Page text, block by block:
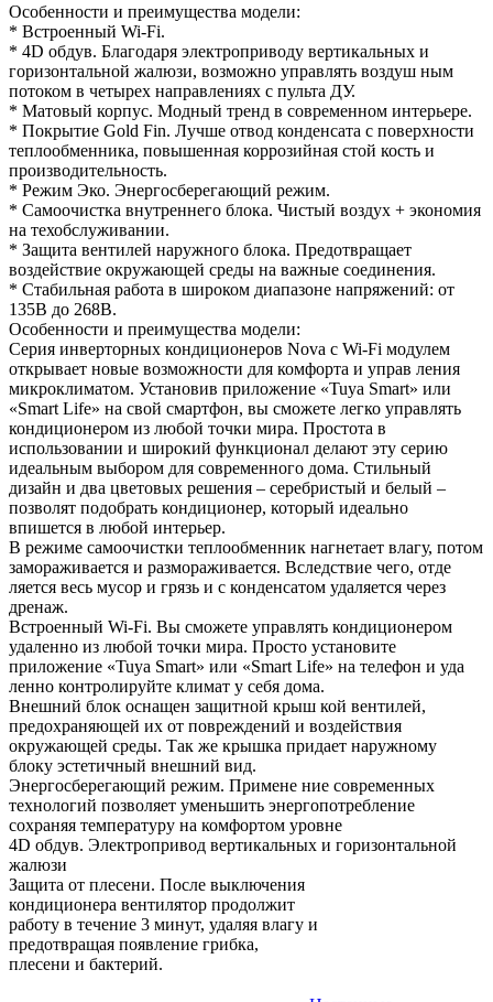
Особенности и преимущества модели:
* Встроенный Wi-Fi.
* 4D обдув. Благодаря электроприводу вертикальных и
горизонтальной жалюзи, возможно управлять воздуш ным
потоком в четырех направлениях с пульта ДУ.
* Матовый корпус. Модный тренд в современном интерьере.
* Покрытие Gold Fin. Лучше отвод конденсата с поверхности
теплообменника, повышенная коррозийная стой кость и
производительность.
* Режим Эко. Энергосберегающий режим.
* Cамоочистка внутреннего блока. Чистый воздух + экономия
на техобслуживании.
* Защита вентилей наружного блока. Предотвращает
воздействие окружающей среды на важные соединения.
* Стабильная работа в широком диапазоне напряжений: от
135В до 268В.
Особенности и преимущества модели:
Серия инверторных кондиционеров Nova с Wi-Fi модулем
открывает новые возможности для комфорта и управ ления
микроклиматом. Установив приложение «Tuya Smart» или
«Smart Life» на свой смартфон, вы сможете легко управлять
кондиционером из любой точки мира. Простота в
использовании и широкий функционал делают эту серию
идеальным выбором для современного дома. Стильный
дизайн и два цветовых решения – серебристый и белый –
позволят подобрать кондиционер, который идеально
впишется в любой интерьер.
В режиме самоочистки теплообменник нагнетает влагу, потом
замораживается и размораживается. Вследствие чего, отде
ляется весь мусор и грязь и с конденсатом удаляется через
дренаж.
Встроенный Wi-Fi. Вы сможете управлять кондиционером
удаленно из любой точки мира. Просто установите
приложение «Tuya Smart» или «Smart Life» на телефон и уда
ленно контролируйте климат у себя дома.
Внешний блок оснащен защитной крыш кой вентилей,
предохраняющей их от повреждений и воздействия
окружающей среды. Так же крышка придает наружному
блоку эстетичный внешний вид.
Энергосберегающий режим. Примене ние современных
технологий позволяет уменьшить энергопотребление
сохраняя температуру на комфортом уровне
4D обдув. Электропривод вертикальных и горизонтальной
жалюзи
Защита от плесени. После выключения
кондиционера вентилятор продолжит
работу в течение 3 минут, удаляя влагу и
предотвращая появление грибка,
плесени и бактерий.